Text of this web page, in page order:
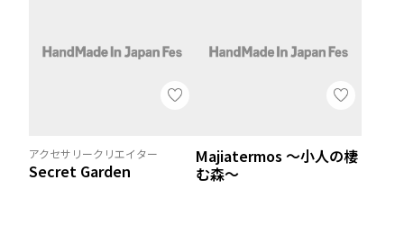
アクセサリークリエイター
Secret Garden
Majiatermos ～小人の棲
む森～